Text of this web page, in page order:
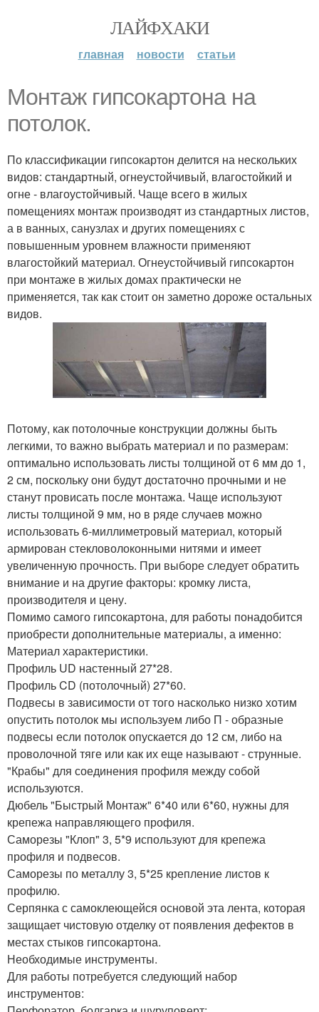
ЛАЙФХАКИ
главная новости статьи
Монтаж гипсокартона на
потолок.
По классификации гипсокартон делится на нескольких
видов: стандартный, огнеустойчивый, влагостойкий и
огне - влагоустойчивый. Чаще всего в жилых
помещениях монтаж производят из стандартных листов,
а в ванных, санузлах и других помещениях с
повышенным уровнем влажности применяют
влагостойкий материал. Огнеустойчивый гипсокартон
при монтаже в жилых домах практически не
применяется, так как стоит он заметно дороже остальных
видов.
Потому, как потолочные конструкции должны быть
легкими, то важно выбрать материал и по размерам:
оптимально использовать листы толщиной от 6 мм до 1,
2 см, поскольку они будут достаточно прочными и не
станут провисать после монтажа. Чаще используют
листы толщиной 9 мм, но в ряде случаев можно
использовать 6-миллиметровый материал, который
армирован стекловолоконными нитями и имеет
увеличенную прочность. При выборе следует обратить
внимание и на другие факторы: кромку листа,
производителя и цену.
Помимо самого гипсокартона, для работы понадобится
приобрести дополнительные материалы, а именно:
Материал характеристики.
Профиль UD настенный 27*28.
Профиль CD (потолочный) 27*60.
Подвесы в зависимости от того насколько низко хотим
опустить потолок мы используем либо П - образные
подвесы если потолок опускается до 12 см, либо на
проволочной тяге или как их еще называют - струнные.
"Крабы" для соединения профиля между собой
используются.
Дюбель "Быстрый Монтаж" 6*40 или 6*60, нужны для
крепежа направляющего профиля.
Саморезы "Клоп" 3, 5*9 используют для крепежа
профиля и подвесов.
Саморезы по металлу 3, 5*25 крепление листов к
профилю.
Серпянка с самоклеющейся основой эта лента, которая
защищает чистовую отделку от появления дефектов в
местах стыков гипсокартона.
Необходимые инструменты.
Для работы потребуется следующий набор
инструментов: